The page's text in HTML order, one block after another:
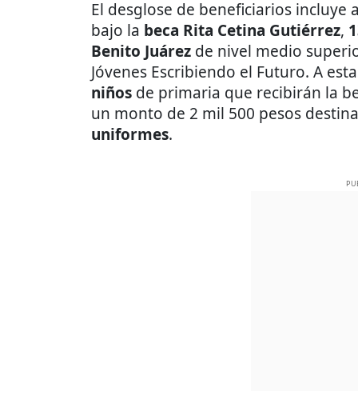
El desglose de beneficiarios incluye
bajo la beca Rita Cetina Gutiérrez,
Benito Juárez de nivel medio
Jóvenes Escribiendo el Futuro. A
niños de primaria que recibirán la
un monto de 2 mil 500 pesos
uniformes.